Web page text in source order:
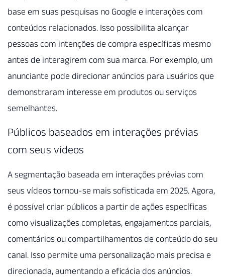
base em suas pesquisas no Google e interações com
conteúdos relacionados. Isso possibilita alcançar
pessoas com intenções de compra específicas mesmo
antes de interagirem com sua marca. Por exemplo, um
anunciante pode direcionar anúncios para usuários que
demonstraram interesse em produtos ou serviços
semelhantes.
Públicos baseados em interações prévias
com seus vídeos
A segmentação baseada em interações prévias com
seus vídeos tornou-se mais sofisticada em 2025. Agora,
é possível criar públicos a partir de ações específicas
como visualizações completas, engajamentos parciais,
comentários ou compartilhamentos de conteúdo do seu
canal. Isso permite uma personalização mais precisa e
direcionada, aumentando a eficácia dos anúncios.